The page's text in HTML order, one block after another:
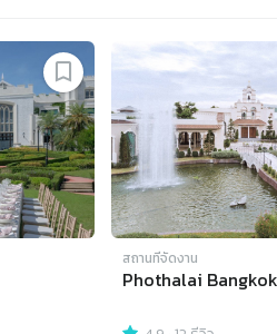
สถานที่จัดงาน
Phothalai Bangkok